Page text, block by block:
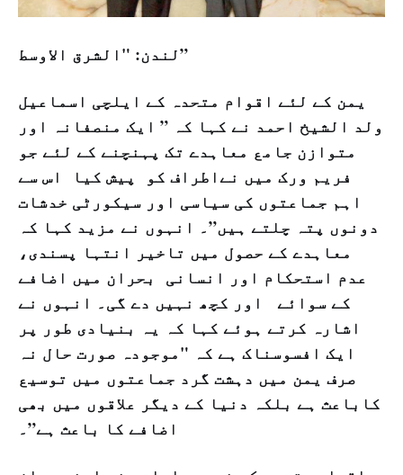
لندن: "الشرق الاوسط”
یمن کے لئے اقوام متحدہ کے ایلچی اسماعیل
ولد الشیخ احمد نے کہا کہ ” ایک منصفانہ اور
متوازن جامع معاہدے تک پہنچنے کے لئے جو
فریم ورک میں نےاطراف کو پیش کیا اس سے
اہم جماعتوں کی سیاسی اور سیکورٹی خدشات
دونوں پتہ چلتے ہیں”۔ انہوں نے مزید کہا کہ
معاہدے کے حصول میں تاخیر انتہا پسندی،
عدم استحکام اور انسانی بحران میں اضافے
کے سوائے اور کچھ نہیں دے گی۔ انہوں نے
اشارہ کرتے ہوئے کہا کہ یہ بنیادی طور پر
ایک افسوسناک ہے کہ "موجودہ صورت حال نہ
صرف یمن میں دہشت گرد جماعتوں میں توسیع
کاباعث ہے بلکہ دنیا کے دیگر علاقوں میں بھی
اضافے کا باعث ہے”۔